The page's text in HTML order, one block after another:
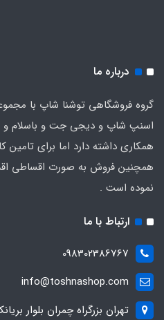
درباره ما
گروه فروشگاهی توشنا شاپ با
اسنپ شاپ و دیجی جت و باسلام و
همکاری داشته دارد اما برای تامین
همچنین فروش به صورت اقساطی
نموده است .
ارتباط با ما
098302386767
info@toshnashop.com
تهران بزرگراه چمران بلوار بریانک